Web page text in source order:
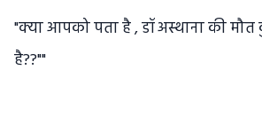
"क्या आपको पता है , डॉ अस्थाना की
है??""